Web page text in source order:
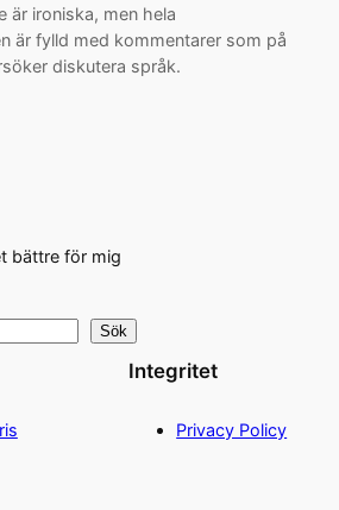
är ironiska, men hela
är fylld med kommentarer som på
diskutera språk.
bättre för mig
Sök
Integritet
Privacy Policy